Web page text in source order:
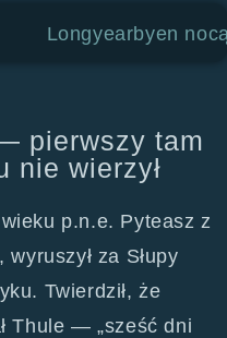
pierwszy tam
nie wierzył
p.n.e. Pyteasz z
za Słupy
Twierdził, że
Thule — „sześć dni